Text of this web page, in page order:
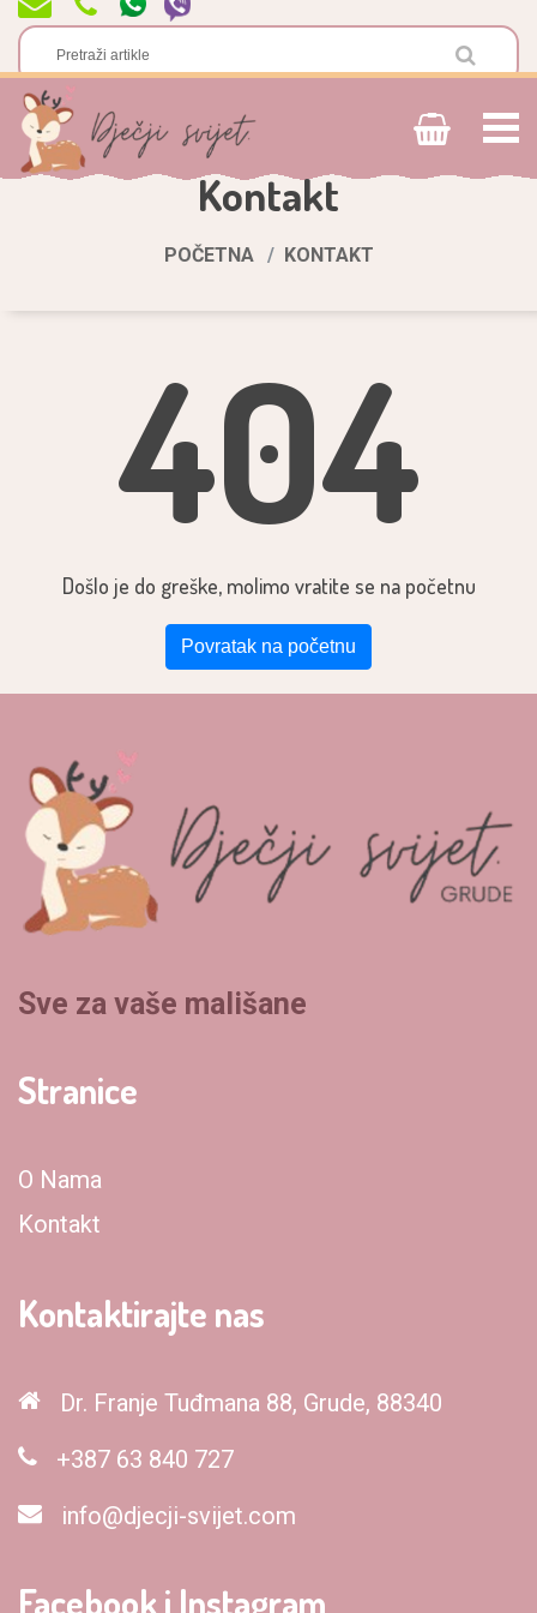
Kontakt
POČETNA KONTAKT
404
Došlo je do greške, molimo vratite se na početnu
Povratak na početnu
Sve za vaše mališane
Stranice
O Nama
Kontakt
Kontaktirajte nas
Dr. Franje Tuđmana 88, Grude, 88340
+387 63 840 727
info@djecji-svijet.com
Facebook i Instagram